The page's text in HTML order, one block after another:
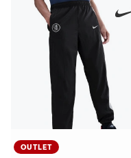
OUTLET